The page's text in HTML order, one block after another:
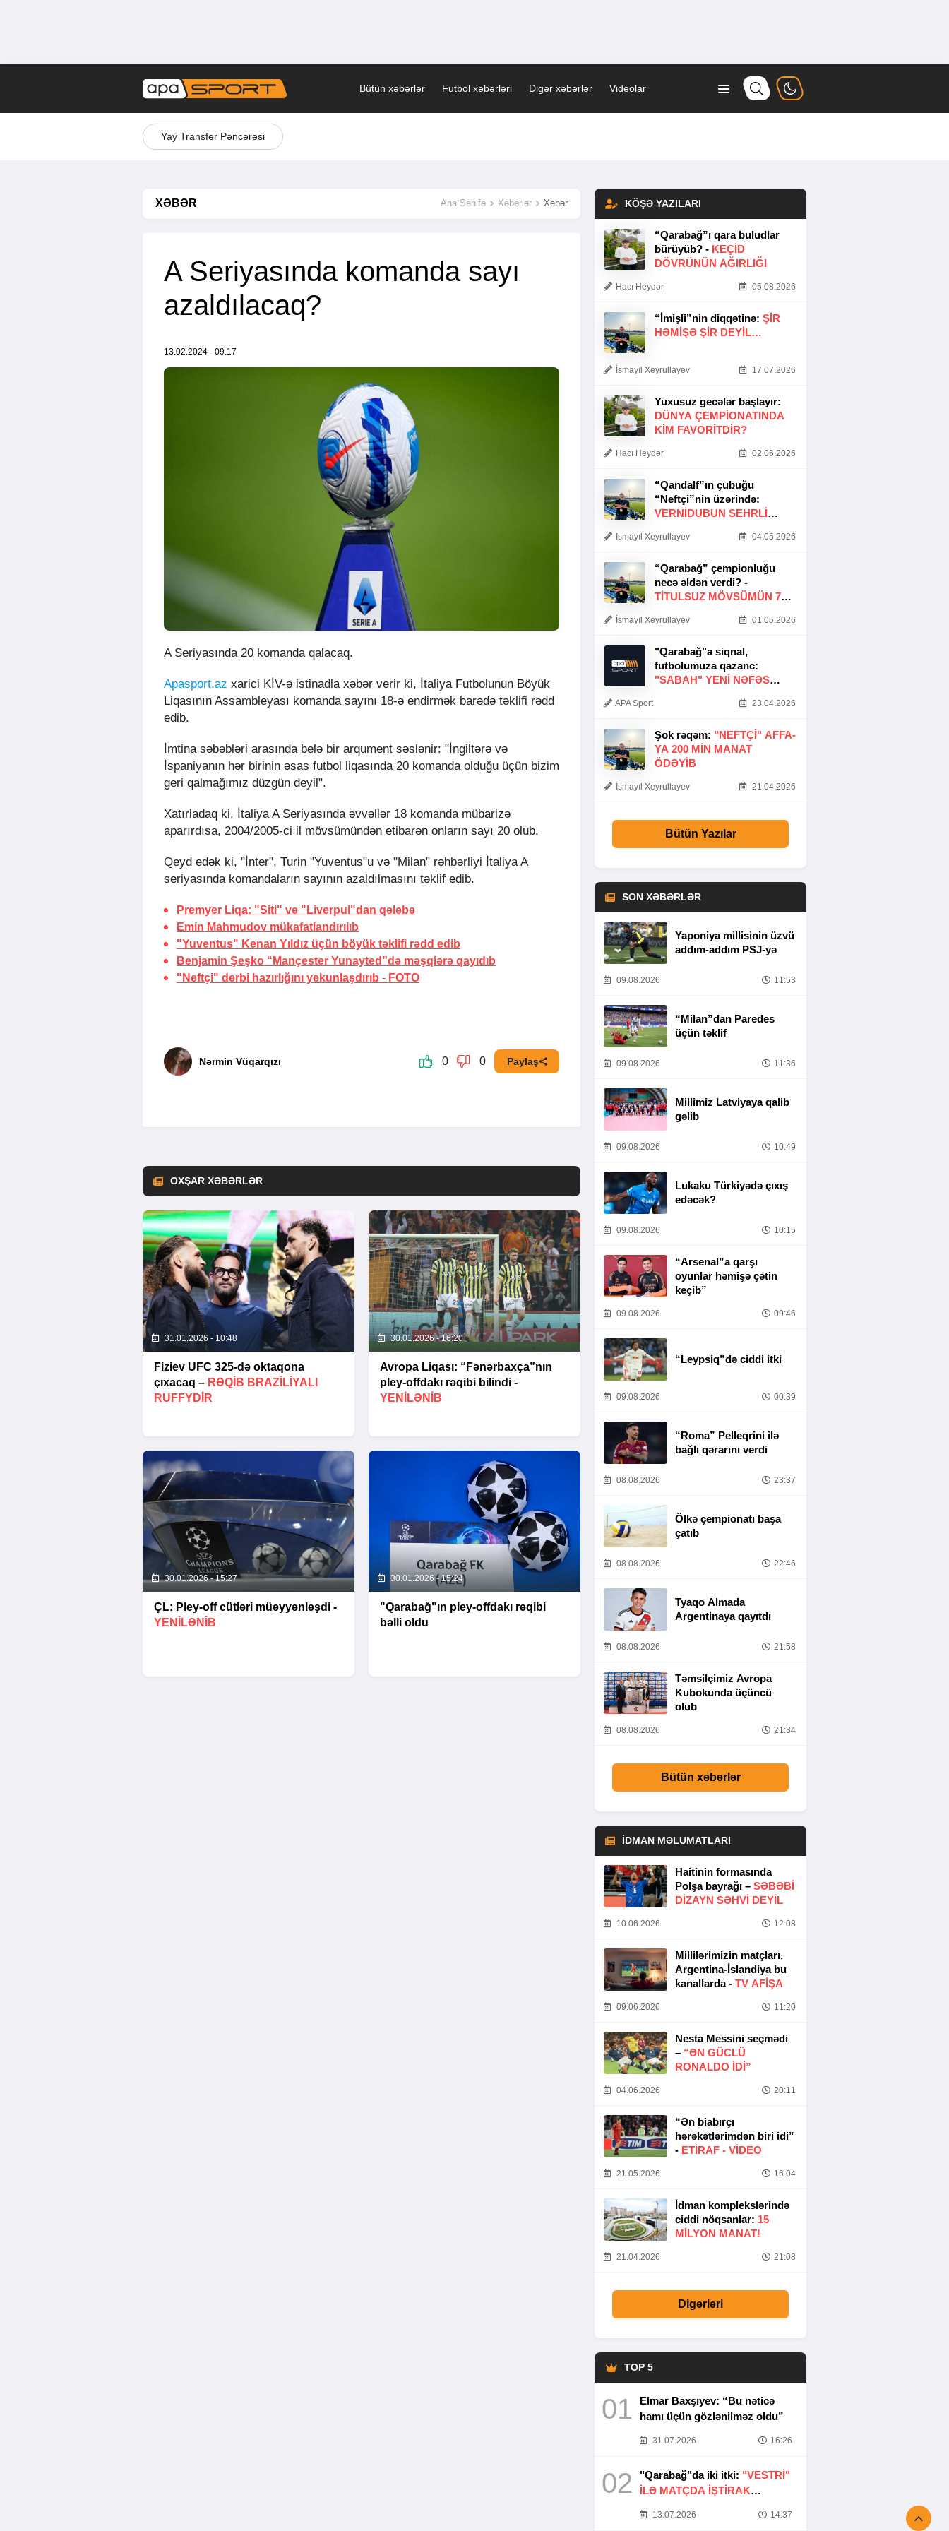
Bütün xəbərlər Futbol xəbərləri Digər xəbərlər Videolar
Yay Transfer Pəncərəsi
XƏBƏR Ana Səhifə Xəbərlər Xəbər
A Seriyasında komanda sayı
azaldılacaq?
13.02.2024 - 09:17
A Seriyasında 20 komanda qalacaq.
Apasport.az xarici KİV-ə istinadla xəbər verir ki, İtaliya Futbolunun Böyük
Liqasının Assambleyası komanda sayını 18-ə endirmək barədə təklifi rədd
edib.
İmtina səbəbləri arasında belə bir arqument səslənir: "İngiltərə və
İspaniyanın hər birinin əsas futbol liqasında 20 komanda olduğu üçün bizim
geri qalmağımız düzgün deyil".
Xatırladaq ki, İtaliya A Seriyasında əvvəllər 18 komanda mübarizə
aparırdısa, 2004/2005-ci il mövsümündən etibarən onların sayı 20 olub.
Qeyd edək ki, "İnter", Turin "Yuventus"u və "Milan" rəhbərliyi İtaliya A
seriyasında komandaların sayının azaldılmasını təklif edib.
Premyer Liqa: "Siti" və "Liverpul"dan qələbə
Emin Mahmudov mükafatlandırılıb
"Yuventus" Kenan Yıldız üçün böyük təklifi rədd edib
Benjamin Şeşko “Mançester Yunayted”də məşqlərə qayıdıb
"Neftçi" derbi hazırlığını yekunlaşdırıb - FOTO
Nərmin Vüqarqızı 0 0 Paylaş
OXŞAR XƏBƏRLƏR
31.01.2026 - 10:48
Fiziev UFC 325-də oktaqona
çıxacaq – RƏQIB BRAZILIYALI
RUFFYDIR
30.01.2026 - 16:20
Avropa Liqası: “Fənərbaxça”nın
pley-offdakı rəqibi bilindi -
YENİLƏNİB
30.01.2026 - 15:27
ÇL: Pley-off cütləri müəyyənləşdi -
YENİLƏNİB
30.01.2026 - 15:24
"Qarabağ"ın pley-offdakı rəqibi
bəlli oldu
KÖŞƏ YAZILARI
“Qarabağ”ı qara buludlar
bürüyüb? - KEÇID
DÖVRÜNÜN AĞIRLIĞI
Hacı Heydər 05.08.2026
“İmişli”nin diqqətinə: ŞIR
HƏMIŞƏ ŞIR DEYIL…
İsmayıl Xeyrullayev 17.07.2026
Yuxusuz gecələr başlayır:
DÜNYA ÇEMPIONATINDA
KIM FAVORITDIR?
Hacı Heydər 02.06.2026
“Qandalf”ın çubuğu
“Neftçi”nin üzərində:
VERNİDUBUN SEHRLİ
İsmayıl Xeyrullayev 04.05.2026
“Qarabağ” çempionluğu
necə əldən verdi? -
TITULSUZ MÖVSÜMÜN 7
İsmayıl Xeyrullayev 01.05.2026
"Qarabağ"a siqnal,
futbolumuza qazanc:
"SABAH" YENI NƏFƏS
APA Sport 23.04.2026
Şok rəqəm: "NEFTÇI" AFFA-
YA 200 MIN MANAT
ÖDƏYIB
İsmayıl Xeyrullayev 21.04.2026
Bütün Yazılar
SON XƏBƏRLƏR
Yaponiya millisinin üzvü
addım-addım PSJ-yə
09.08.2026 11:53
“Milan”dan Paredes
üçün təklif
09.08.2026 11:36
Millimiz Latviyaya qalib
gəlib
09.08.2026 10:49
Lukaku Türkiyədə çıxış
edəcək?
09.08.2026 10:15
“Arsenal”a qarşı
oyunlar həmişə çətin
keçib”
09.08.2026 09:46
“Leypsiq”də ciddi itki
09.08.2026 00:39
“Roma” Pelleqrini ilə
bağlı qərarını verdi
08.08.2026 23:37
Ölkə çempionatı başa
çatıb
08.08.2026 22:46
Tyaqo Almada
Argentinaya qayıtdı
08.08.2026 21:58
Təmsilçimiz Avropa
Kubokunda üçüncü
olub
08.08.2026 21:34
Bütün xəbərlər
İDMAN MƏLUMATLARI
Haitinin formasında
Polşa bayrağı – SƏBƏBI
DIZAYN SƏHVI DEYIL
10.06.2026 12:08
Millilərimizin matçları,
Argentina-İslandiya bu
kanallarda - TV AFİŞA
09.06.2026 11:20
Nesta Messini seçmədi
– “ƏN GÜCLÜ
RONALDO IDI”
04.06.2026 20:11
“Ən biabırçı
hərəkətlərimdən biri idi”
- ETIRAF - VİDEO
21.05.2026 16:04
İdman komplekslərində
ciddi nöqsanlar: 15
MILYON MANAT!
21.04.2026 21:08
Digərləri
TOP 5
01
Elmar Baxşıyev: “Bu nəticə
hamı üçün gözlənilməz oldu”
31.07.2026 16:26
02 "Qarabağ"da iki itki: "VESTRİ"
İLƏ MATÇDA İŞTİRAK
13.07.2026 14:37